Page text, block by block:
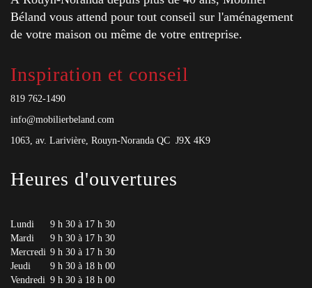
Béland vous attend pour tout conseil sur l'aménagement
de votre maison ou même de votre entreprise.
Inspiration et conseil
819 762-1490
info@mobilierbeland.com
1063, av. Larivière, Rouyn-Noranda QC J9X 4K9
Heures d'ouvertures
Lundi
9 h 30 à 17 h 30
Mardi
9 h 30 à 17 h 30
Mercredi 9 h 30 à 17 h 30
Jeudi
9 h 30 à 18 h 00
Vendredi 9 h 30 à 18 h 00